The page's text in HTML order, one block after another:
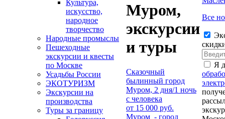
Культура,
искусство,
народное
творчество
Народные промыслы
Пешеходные
экскурсии и квесты
по Москве
Усадьбы России
ЭКОТУРИЗМ
Экскурсии на
производства
Туры за границу
Муром,
экскурсии
и туры
Сказочный
былинный город
Муром, 2 дня/1 ночь
с человека
от 15 000 руб.
Муром - город
Все
Я